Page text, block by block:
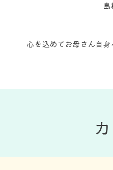
心を込めてお母さん自